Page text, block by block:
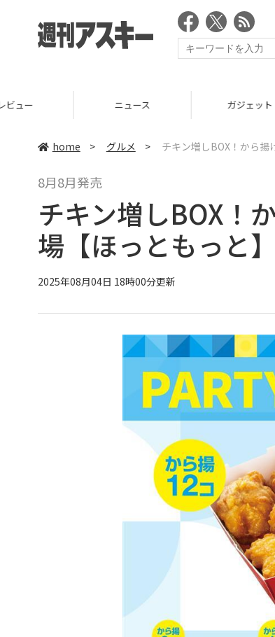
home > グルメ > チキン増しBOX！から揚
8月8月発売
チキン増しBOX！
場【ほっともっと】
2025年08月04日 18時00分更新